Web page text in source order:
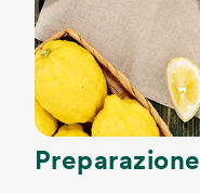
Preparazione